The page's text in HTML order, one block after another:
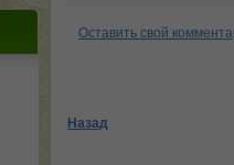
Оставить свой
Назад